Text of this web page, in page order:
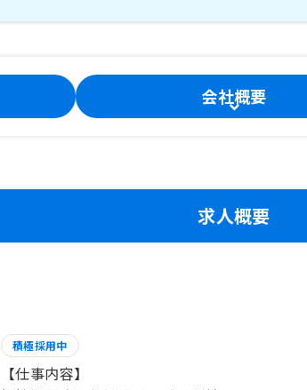
会社概要
求人概要
積極採用中
【仕事内容】